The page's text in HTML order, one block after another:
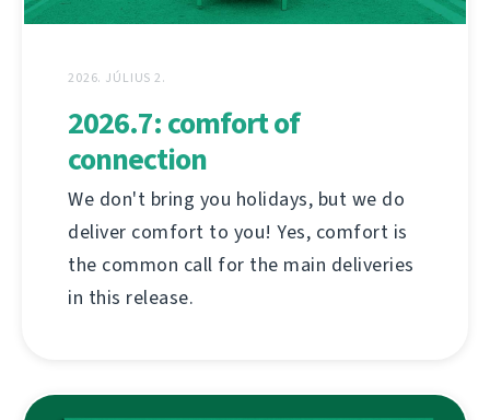
2026. JÚLIUS 2.
2026.7: comfort of
connection
We don't bring you holidays, but we do
deliver comfort to you! Yes, comfort is
the common call for the main deliveries
in this release.